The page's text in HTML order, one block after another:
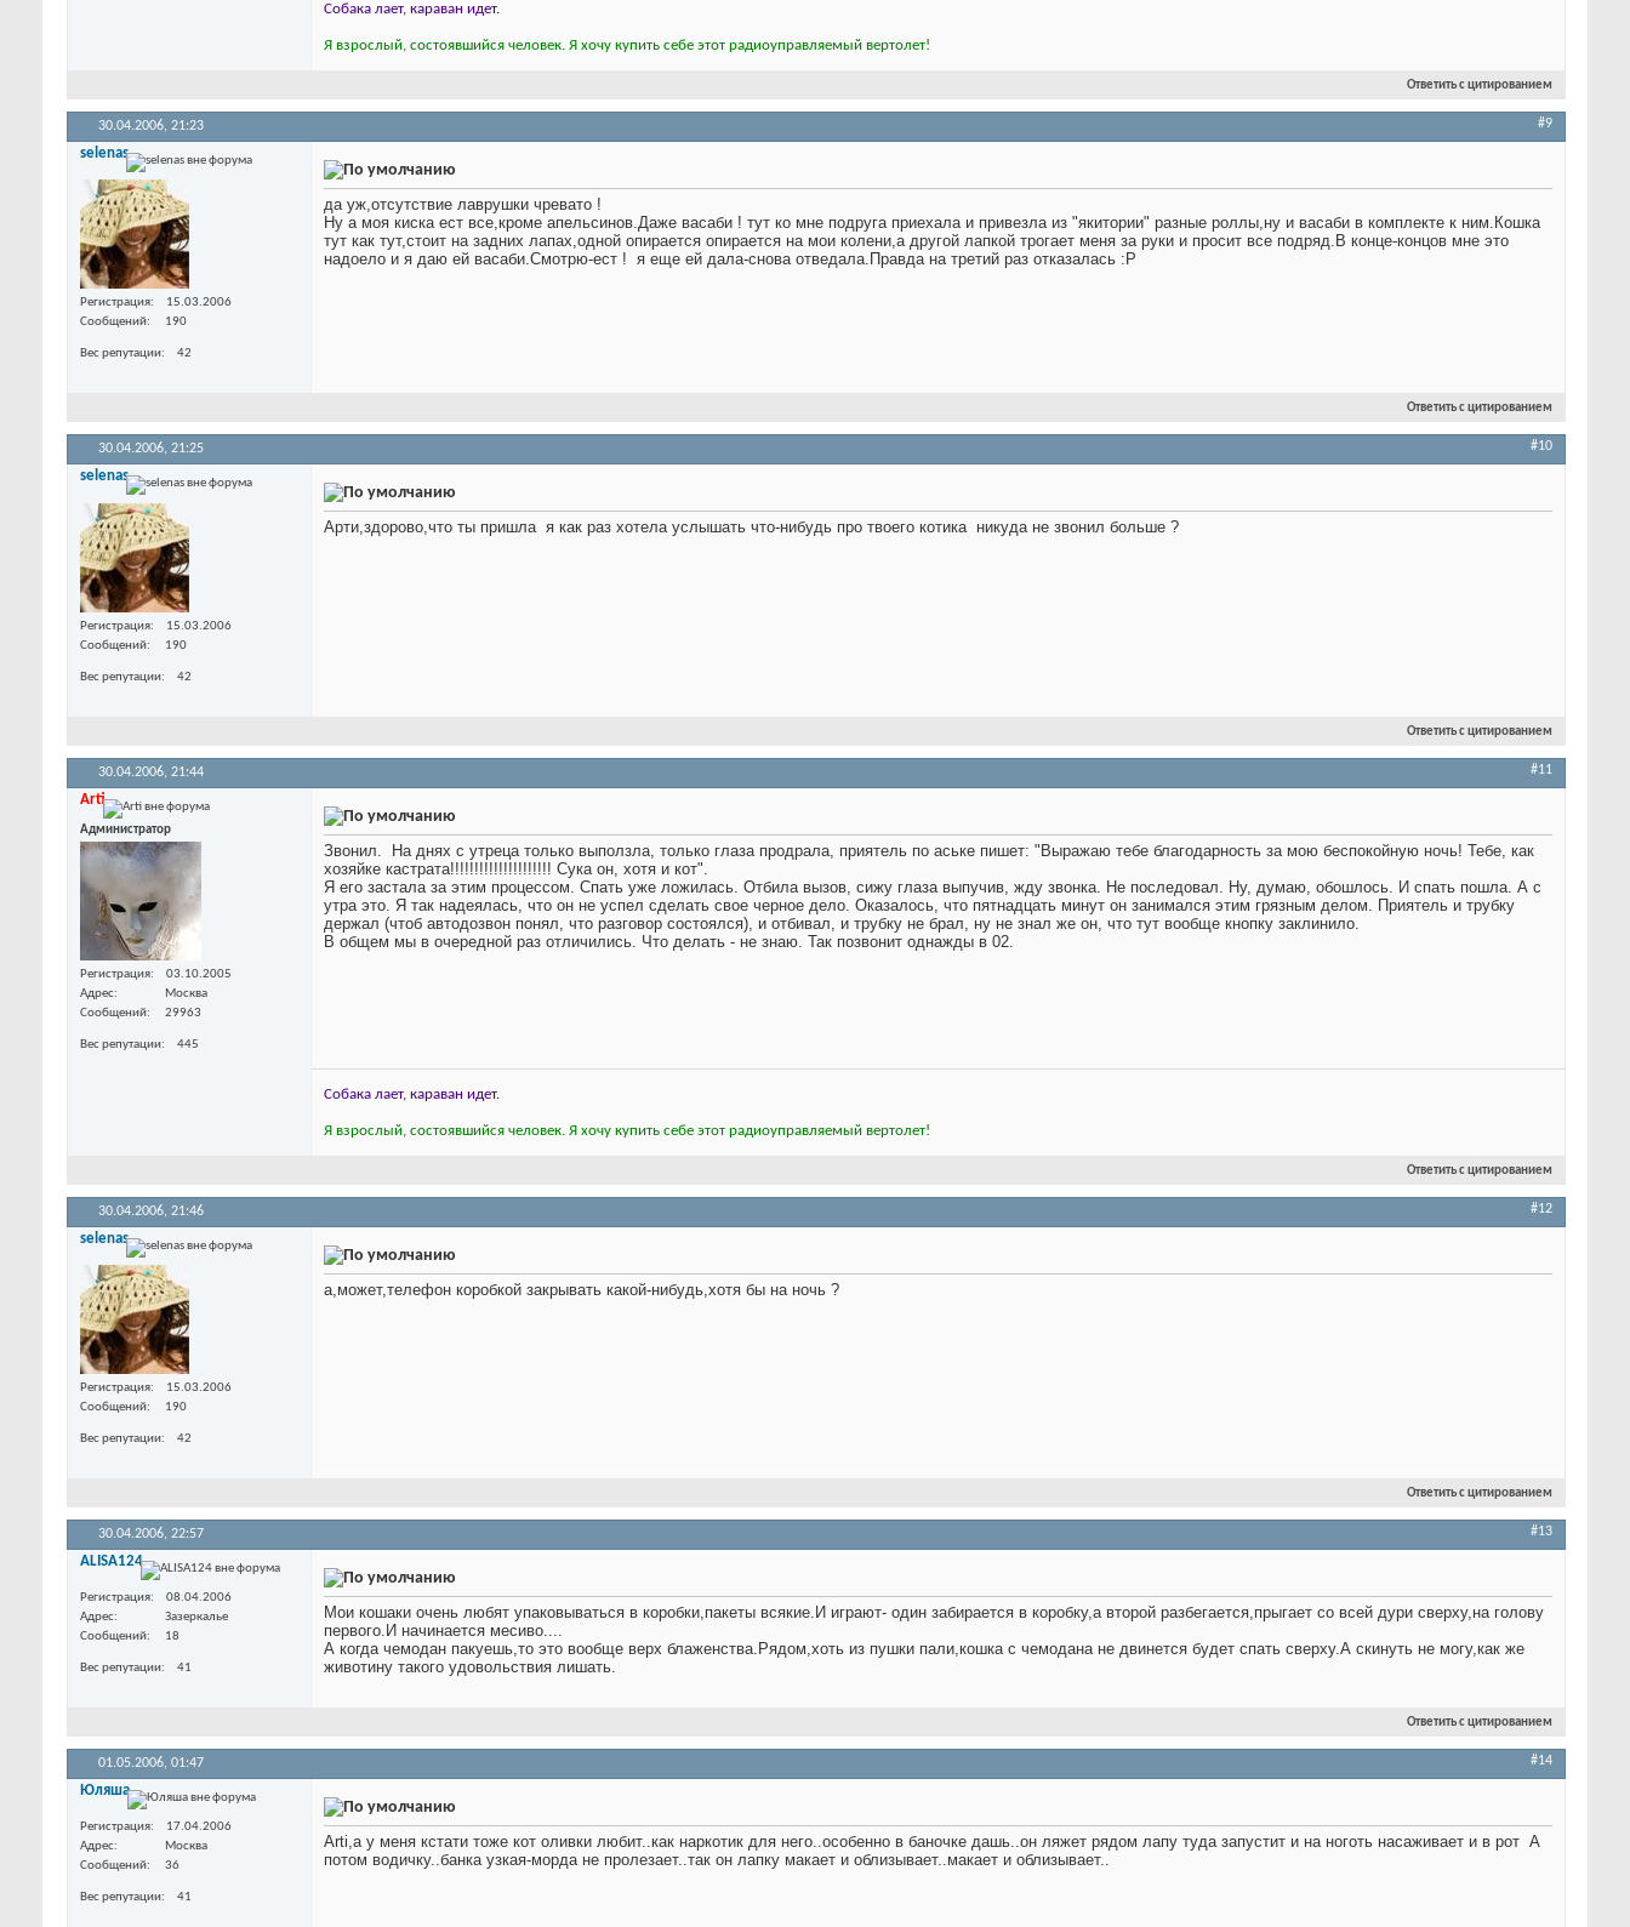
Собака лает, караван идет.
Я взрослый, состоявшийся человек. Я хочу купить себе этот радиоуправляемый вертолет!
Ответить с цитированием
30.04.2006, 21:23 #9
selenas
Регистрация
15.03.2006
Сообщений
190
Вес репутации 42
да уж,отсутствие лаврушки чревато !
Ну а моя киска ест все,кроме апельсинов.Даже васаби ! тут ко мне подруга приехала и привезла из "якитории" разные роллы,ну и васаби в комплекте к ним.Кошка
тут как тут,стоит на задних лапах,одной опирается опирается на мои колени,а другой лапкой трогает меня за руки и просит все подряд.В конце-концов мне это
надоело и я даю ей васаби.Смотрю-ест ! я еще ей дала-снова отведала.Правда на третий раз отказалась :P
Ответить с цитированием
30.04.2006, 21:25 #10
selenas
Регистрация
15.03.2006
Сообщений
190
Вес репутации 42
Арти,здорово,что ты пришла я как раз хотела услышать что-нибудь про твоего котика никуда не звонил больше ?
Ответить с цитированием
30.04.2006, 21:44 #11
Arti
Администратор
Регистрация
03.10.2005
Адрес
Москва
Сообщений
29963
Вес репутации 445
Звонил.
На днях с утреца только выползла, только глаза продрала, приятель по аське пишет: "Выражаю тебе благодарность за мою беспокойную ночь! Тебе, как
хозяйке кастрата!!!!!!!!!!!!!!!!!!!!! Сука он, хотя и кот".
Я его застала за этим процессом. Спать уже ложилась. Отбила вызов, сижу глаза выпучив, жду звонка. Не последовал. Ну, думаю, обошлось. И спать пошла. А с
утра это. Я так надеялась, что он не успел сделать свое черное дело. Оказалось, что пятнадцать минут он занимался этим грязным делом. Приятель и трубку
держал (чтоб автодозвон понял, что разговор состоялся), и отбивал, и трубку не брал, ну не знал же он, что тут вообще кнопку заклинило.
В общем мы в очередной раз отличились. Что делать - не знаю. Так позвонит однажды в 02.
Собака лает, караван идет.
Я взрослый, состоявшийся человек. Я хочу купить себе этот радиоуправляемый вертолет!
Ответить с цитированием
30.04.2006, 21:46 #12
selenas
Регистрация
15.03.2006
Сообщений
190
Вес репутации 42
а,может,телефон коробкой закрывать какой-нибудь,хотя бы на ночь ?
Ответить с цитированием
30.04.2006, 22:57 #13
ALISA124
Регистрация
08.04.2006
Адрес
Зазеркалье
Сообщений
18
Вес репутации 41
Мои кошаки очень любят упаковываться в коробки,пакеты всякие.И играют- один забирается в коробку,а второй разбегается,прыгает со всей дури сверху,на голову
первого.И начинается месиво....
А когда чемодан пакуешь,то это вообще верх блаженства.Рядом,хоть из пушки пали,кошка с чемодана не двинется будет спать сверху.А скинуть не могу,как же
животину такого удовольствия лишать.
Ответить с цитированием
01.05.2006, 01:47 #14
Юляша
Регистрация
17.04.2006
Адрес
Москва
Сообщений
36
Вес репутации 41
Arti,а у меня кстати тоже кот оливки любит..как наркотик для него..особенно в баночке дашь..он ляжет рядом лапу туда запустит и на ноготь насаживает и в рот А
потом водичку..банка узкая-морда не пролезает..так он лапку макает и облизывает..макает и облизывает..